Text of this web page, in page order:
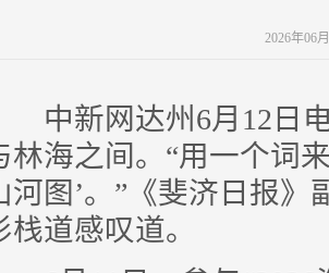
2026年06
中新网达州6月12日电
林海之间。“用一个词
河图’。”《斐济日报
栈道感叹道。